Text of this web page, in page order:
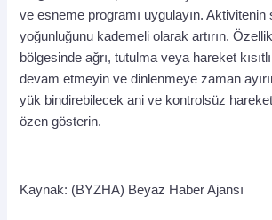
ve esneme programı uygulayın. Aktivitenin
yoğunluğunu kademeli olarak artırın.
bölgesinde ağrı, tutulma veya hareket
devam etmeyin ve dinlenmeye zaman
yük bindirebilecek ani ve kontrolsüz
özen gösterin.
Kaynak: (BYZHA) Beyaz Haber Ajansı